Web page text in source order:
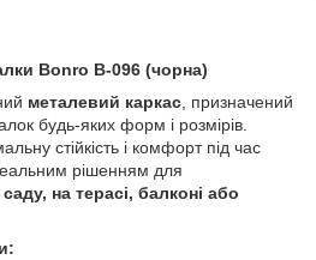
Bonro B-096 (чорна)
металевий каркас , призначений
будь-яких форм і розмірів.
стійкість і комфорт під час
рішенням для
саду, на терасі, балконі або